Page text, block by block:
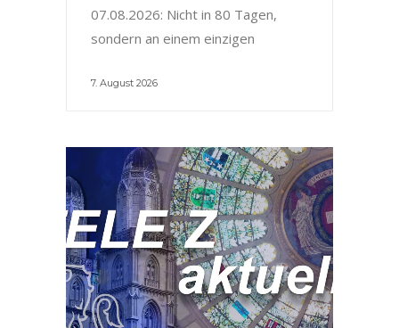
07.08.2026: Nicht in 80 Tagen,
sondern an einem einzigen
7. August 2026